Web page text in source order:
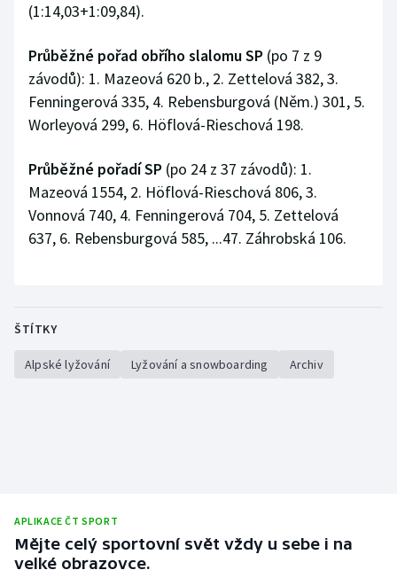
Vodní slalom
Volejbal
Ostatní
(1:14,03+1:09,84).
Průběžné pořad obřího slalomu SP (po 7 z 9
závodů): 1. Mazeová 620 b., 2. Zettelová 382, 3.
Fenningerová 335, 4. Rebensburgová (Něm.) 301, 5.
Worleyová 299, 6. Höflová-Rieschová 198.
Průběžné pořadí SP (po 24 z 37 závodů): 1.
Mazeová 1554, 2. Höflová-Rieschová 806, 3.
Vonnová 740, 4. Fenningerová 704, 5. Zettelová
637, 6. Rebensburgová 585, ...47. Záhrobská 106.
ŠTÍTKY
Alpské lyžování Lyžování a snowboarding Archiv
APLIKACE ČT SPORT
Mějte celý sportovní svět vždy u sebe i na
velké obrazovce.